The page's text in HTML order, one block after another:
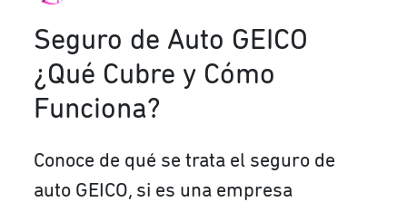
Seguro de Auto GEICO
¿Qué Cubre y Cómo
Funciona?
Conoce de qué se trata el seguro de
auto GEICO, si es una empresa